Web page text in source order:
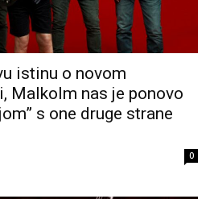
istinu o novom
Malkolm nas je ponovo
s one druge strane
0